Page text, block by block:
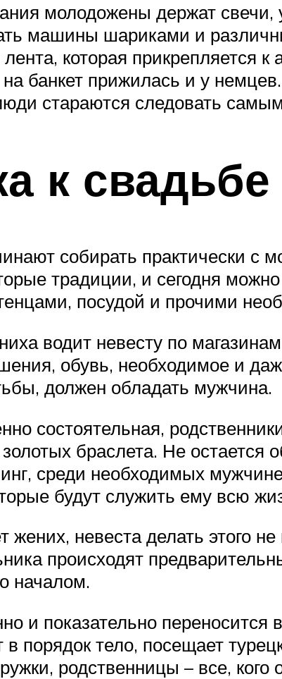
молодожены держат
машины шариками и
которая прикрепляется
банкет прижилась и у
стараются следовать
к свадьбе
собирать практически с
традиции, и сегодня
посудой и прочими
водит невесту по
обувь, необходимое и
должен обладать мужчина.
состоятельная,
браслета. Не
среди необходимых
будут служить ему всю
невеста делать этого
происходят
началом.
и показательно
в порядок тело, посещает
родственницы – все, кого